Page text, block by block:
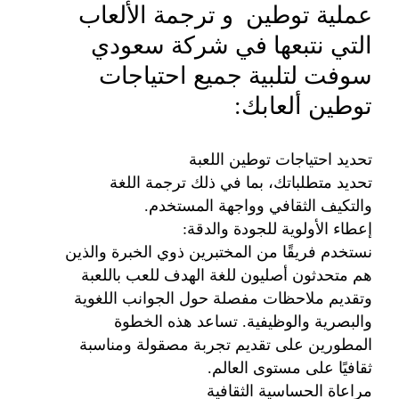
التحقق من الرسومات والرموز والروابط
والأداء والصوت في هذه المرحلة للتأكد من
تشغيلها بشكل صحيح.
عملية توطين و ترجمة الألعاب
التي نتبعها في شركة سعودي
سوفت لتلبية جميع احتياجات
توطين ألعابك:
تحديد احتياجات توطين اللعبة
تحديد متطلباتك، بما في ذلك ترجمة اللغة
والتكيف الثقافي وواجهة المستخدم.
إعطاء الأولوية للجودة والدقة:
نستخدم فريقًا من المختبرين ذوي الخبرة والذين
هم متحدثون أصليون للغة الهدف للعب باللعبة
وتقديم ملاحظات مفصلة حول الجوانب اللغوية
والبصرية والوظيفية. تساعد هذه الخطوة
المطورين على تقديم تجربة مصقولة ومناسبة
ثقافيًا على مستوى العالم.
مراعاة الحساسية الثقافية